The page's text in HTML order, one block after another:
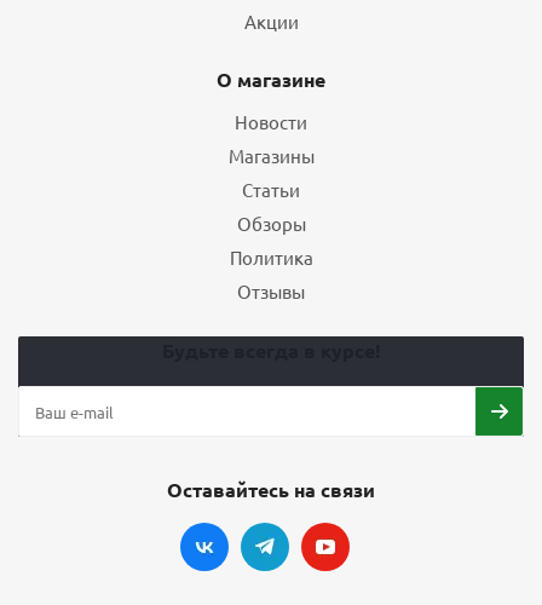
Акции
О магазине
Новости
Магазины
Статьи
Обзоры
Политика
Отзывы
Оставайтесь на связи